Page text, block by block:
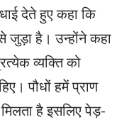
देते हुए कहा कि
जुड़ा है। उन्होंने कहा
व्यक्ति को
पौधों हमें प्राण
है इसलिए पेड़-